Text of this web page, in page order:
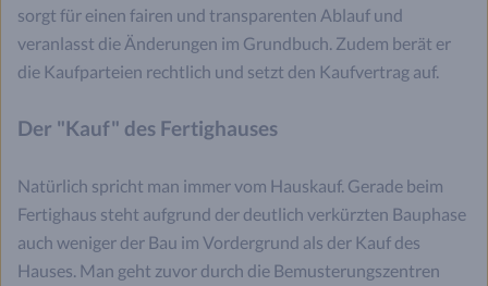
sorgt für einen fairen und transparenten Ablauf und
veranlasst die Änderungen im Grundbuch. Zudem berät er
die Kaufparteien rechtlich und setzt den Kaufvertrag auf.
Der "Kauf" des Fertighauses
Natürlich spricht man immer vom Hauskauf. Gerade beim
Fertighaus steht aufgrund der deutlich verkürzten Bauphase
auch weniger der Bau im Vordergrund als der Kauf des
Hauses. Man geht zuvor durch die Bemusterungszentren